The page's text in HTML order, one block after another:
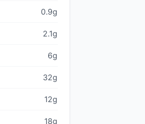
0.9g
2.1g
6g
32g
12g
18g